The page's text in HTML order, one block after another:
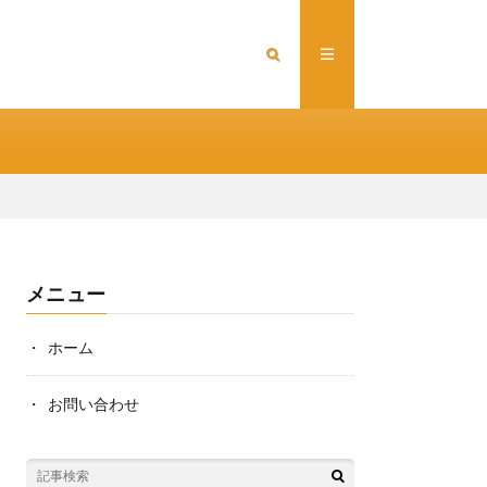
メニュー
ホーム
お問い合わせ